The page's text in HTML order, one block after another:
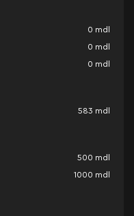
0 mdl
0 mdl
0 mdl
583 mdl
500 mdl
1000 mdl